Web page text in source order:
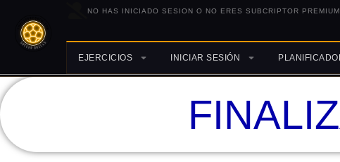
NO HAS INICIADO SESION O NO ERES SUBCRIPTOR PREMIUM.
EJERCICIOS INICIAR SESIÓN